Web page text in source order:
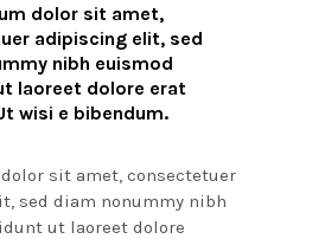
dolor sit amet,
adipiscing elit, sed
nibh euismod
laoreet dolore erat
wisi e bibendum.
sit amet, consectetuer
sed diam nonummy nibh
ut laoreet dolore